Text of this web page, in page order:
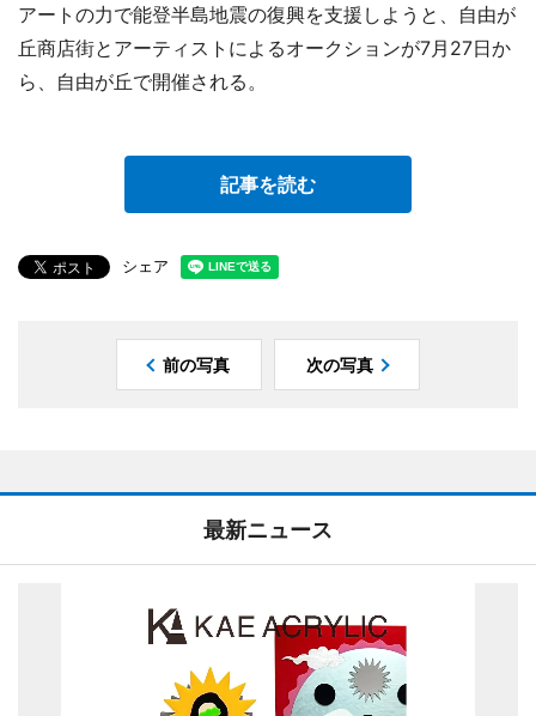
アートの力で能登半島地震の復興を支援しようと、自由が
丘商店街とアーティストによるオークションが7月27日か
ら、自由が丘で開催される。
記事を読む
シェア
前の写真 次の写真
最新ニュース